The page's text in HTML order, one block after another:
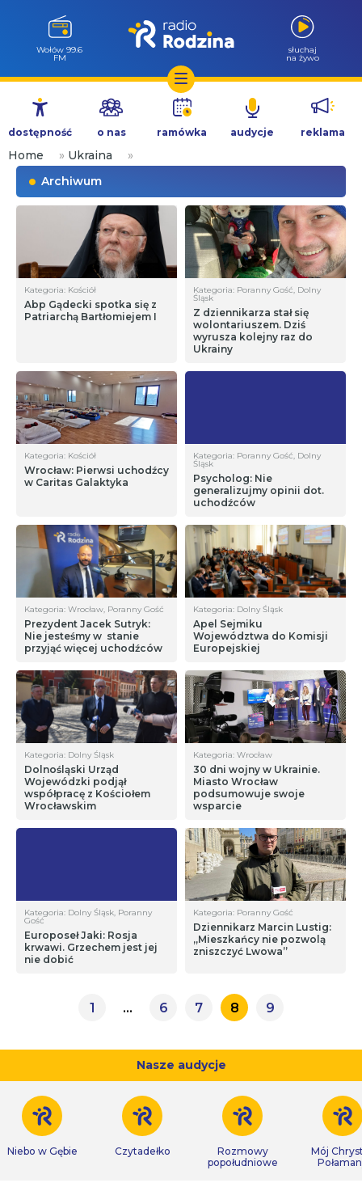
Przejdź
treści
Wołów 99.6
FM
słuchaj
na żywo
dostępność o nas ramówka audycje reklama
Home » Ukraina
»
Archiwum
Kategoria: Kościół
Abp Gądecki spotka się z
Patriarchą Bartłomiejem I
Kategoria: Poranny Gość, Dolny
Śląsk
Z dziennikarza stał się
wolontariuszem. Dziś
wyrusza kolejny raz do
Ukrainy
Kategoria: Kościół
Wrocław: Pierwsi uchodźcy
w Caritas Galaktyka
Kategoria: Poranny Gość, Dolny
Śląsk
Psycholog: Nie
generalizujmy opinii dot.
uchodźców
Kategoria: Wrocław, Poranny Gość
Prezydent Jacek Sutryk:
Nie jesteśmy w stanie
przyjąć więcej uchodźców
Kategoria: Dolny Śląsk
Apel Sejmiku
Województwa do Komisji
Europejskiej
Kategoria: Dolny Śląsk
Dolnośląski Urząd
Wojewódzki podjął
współpracę z Kościołem
Wrocławskim
Kategoria: Wrocław
30 dni wojny w Ukrainie.
Miasto Wrocław
podsumowuje swoje
wsparcie
Kategoria: Dolny Śląsk, Poranny
Gość
Europoseł Jaki: Rosja
krwawi. Grzechem jest jej
nie dobić
Kategoria: Poranny Gość
Dziennikarz Marcin Lustig:
„Mieszkańcy nie pozwolą
zniszczyć Lwowa”
1 … 6 7 8 9
Nasze audycje
Niebo w Gębie Czytadełko
Rozmowy
popołudniowe
Mój